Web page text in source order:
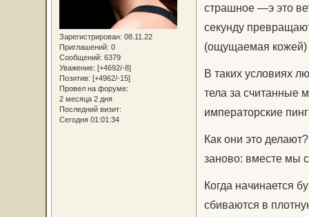
Зарегистрирован: 08.11.22
Приглашений: 0
Сообщений: 6379
Уважение: [+4692/-8]
Позитив: [+4962/-15]
Провел на форуме:
2 месяца 2 дня
Последний визит:
Сегодня 01:01:34
страшное —э это
секунду
(ощущаемая кожей)
В таких условиях
тела за считанные
императорские
Как они это
заново: вместе мы
Когда начинается
сбиваются в